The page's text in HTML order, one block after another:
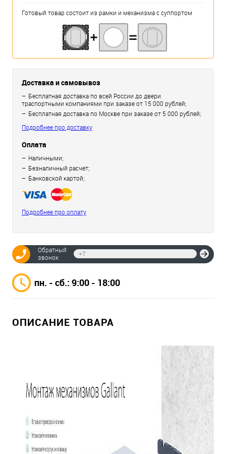
Готовый товар состоит из рамки и механизма с суппортом
Доставка и самовывоз
Бесплатная доставка по всей России до двери
траспортными компаниями при заказе от 15 000 рублей;
Бесплатная доставка по Москве при заказе от 5 000 рублей;
Подробнее про доставку
Оплата
Наличными;
Безналичный расчет;
Банковской картой;
Подробнее про оплату
Обратный
звонок
пн. - сб.: 9:00 - 18:00
ОПИСАНИЕ ТОВАРА